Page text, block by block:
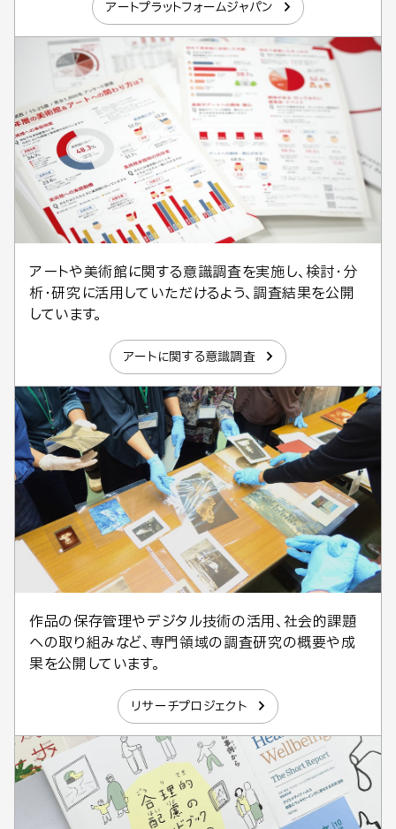
アートプラットフォームジャパン
アートや美術館に関する意識調査を実施し、検討・分
析・研究に活用していただけるよう、調査結果を公開
しています。
アートに関する意識調査
作品の保存管理やデジタル技術の活用、社会的課題
への取り組みなど、専門領域の調査研究の概要や成
果を公開しています。
リサーチプロジェクト